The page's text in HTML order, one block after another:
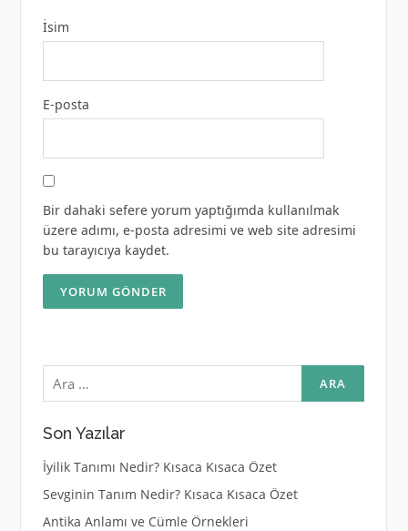
İsim
E-posta
Bir dahaki sefere yorum yaptığımda kullanılmak
üzere adımı, e-posta adresimi ve web site adresimi
bu tarayıcıya kaydet.
Arama:
Son Yazılar
İyilik Tanımı Nedir? Kısaca Kısaca Özet
Sevginin Tanım Nedir? Kısaca Kısaca Özet
Antika Anlamı ve Cümle Örnekleri